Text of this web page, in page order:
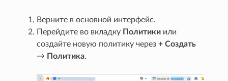
Верните в основной интерфейс.
Перейдите во вкладку Политики или
создайте новую политику через+ Создать
→ Политика.